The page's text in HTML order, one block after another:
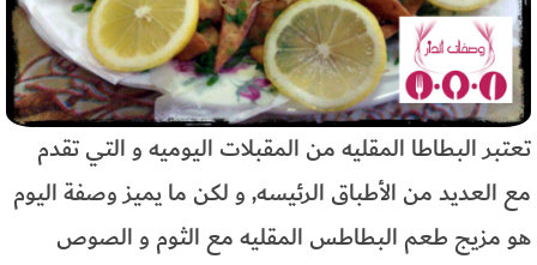
تعتبر البطاطا المقليه من المقبلات اليوميه و التي تقدم
مع العديد من الأطباق الرئيسه, و لكن ما يميز وصفة اليوم
هو مزيج طعم البطاطس المقليه مع الثوم و الصوص